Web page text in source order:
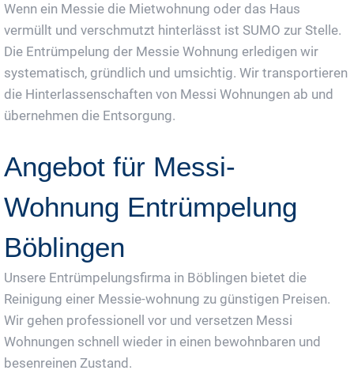
Wenn ein Messie die Mietwohnung oder das Haus
vermüllt und verschmutzt hinterlässt ist SUMO zur Stelle.
Die Entrümpelung der Messie Wohnung erledigen wir
systematisch, gründlich und umsichtig. Wir transportieren
die Hinterlassenschaften von Messi Wohnungen ab und
übernehmen die Entsorgung.
Angebot für Messi-
Wohnung Entrümpelung
Böblingen
Unsere Entrümpelungsfirma in Böblingen bietet die
Reinigung einer Messie-wohnung zu günstigen Preisen.
Wir gehen professionell vor und versetzen Messi
Wohnungen schnell wieder in einen bewohnbaren und
besenreinen Zustand.